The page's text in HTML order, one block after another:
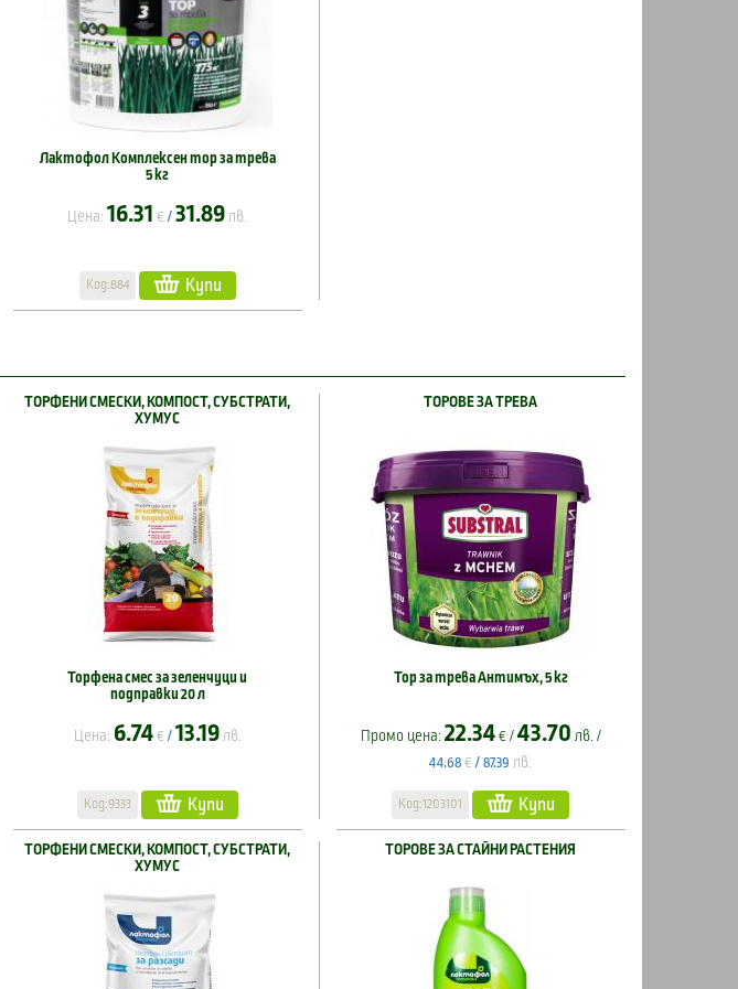
Лактофол Комплексен тор за трева
5 кг
Цена: 16.31 € /31.89 лв.
Код:884 Купи
ТОРФЕНИ СМЕСКИ, КОМПОСТ, СУБСТРАТИ,
ХУМУС
Торфена смес за зеленчуци и
подправки 20 л
Цена: 6.74 € / 13.19 лв.
Код:9333 Купи
ТОРОВЕ ЗА ТРЕВА
Тор за трева Антимъх, 5 кг
Промо цена: 22.34 € / 43.70 лв. /
44.68 € /87.39 лв.
Код:1203101 Купи
ТОРФЕНИ СМЕСКИ, КОМПОСТ, СУБСТРАТИ,
ХУМУС
ТОРОВЕ ЗА СТАЙНИ РАСТЕНИЯ